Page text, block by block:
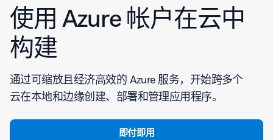
使用 Azure 帐户在云中
构建
通过可缩放且经济高效的 Azure 服务，开始跨多个
云在本地和边缘创建、部署和管理应用程序。
即付即用